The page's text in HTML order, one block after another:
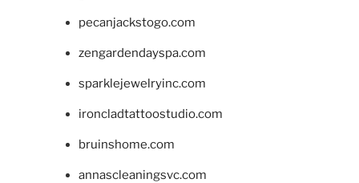
pecanjackstogo.com
zengardendayspa.com
sparklejewelryinc.com
ironcladtattoostudio.com
bruinshome.com
annascleaningsvc.com